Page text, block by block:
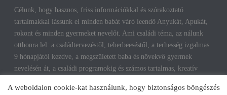
Célunk, hogy hasznos, friss információkkal és szórakoztató
tartalmakkal lássunk el minden babát váró leendő Anyukát, Apukát,
rokont és minden gyermeket nevelőt. Ami családi téma, az nálunk
otthonra lel: a családtervezéstől, teherbeeséstől, a terhesség izgalmas
9 hónapjától kezdve, a megszületett baba és növekvő gyermek
nevelésén át, a családi programokig és számos tartalmas, kreatív
gyermekkorhoz, gyerekeink testi és lelki egészségéhez az út többek
A weboldalon cookie-kat használunk, hogy biztonságos böngészés